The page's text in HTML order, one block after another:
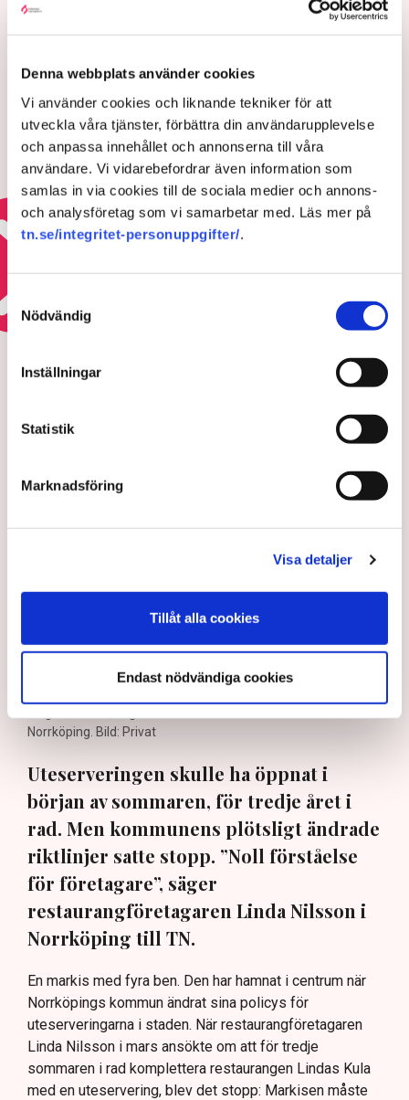
Denna webbplats använder cookies
Vi använder cookies och liknande tekniker för att
utveckla våra tjänster, förbättra din användarupplevelse
och anpassa innehållet och annonserna till våra
användare. Vi vidarebefordrar även information som
samlas in via cookies till de sociala medier och annons-
och analysföretag som vi samarbetar med. Läs mer på
tn.se/integritet-personuppgifter/.
Samtyckesval
Nödvändig
Inställningar
Statistik
Marknadsföring
Visa detaljer
Tillåt alla cookies
Endast nödvändiga cookies
LÄS ÄVEN
Trots tågkaoset – bussarna får inte
sig någonstans”
3 AUGUSTI 2026 |
Då krisar Arlanda – ”Förödande
utveckling”
15 JULI 2026 |
Ultimatumet: Bort med
markisen eller ingen
uteservering – ”Rena
utpressningssituationen”
Norrköping. Bild: Privat
Uteserveringen skulle ha öppnat i
början av sommaren, för tredje året i
rad. Men kommunens plötsligt ändrade
riktlinjer satte stopp. ”Noll förståelse
för företagare”, säger
restaurangföretagaren Linda Nilsson i
Norrköping till TN.
En markis med fyra ben. Den har hamnat i centrum när
Norrköpings kommun ändrat sina policys för
uteserveringarna i staden. När restaurangföretagaren
Linda Nilsson i mars ansökte om att för tredje
sommaren i rad komplettera restaurangen Lindas Kula
med en uteservering, blev det stopp: Markisen måste